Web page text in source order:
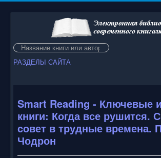
Искать...
РАЗДЕЛЫ САЙТА
Smart Reading - Ключевые
книги: Когда все рушится.
совет в трудные времена.
Чодрон